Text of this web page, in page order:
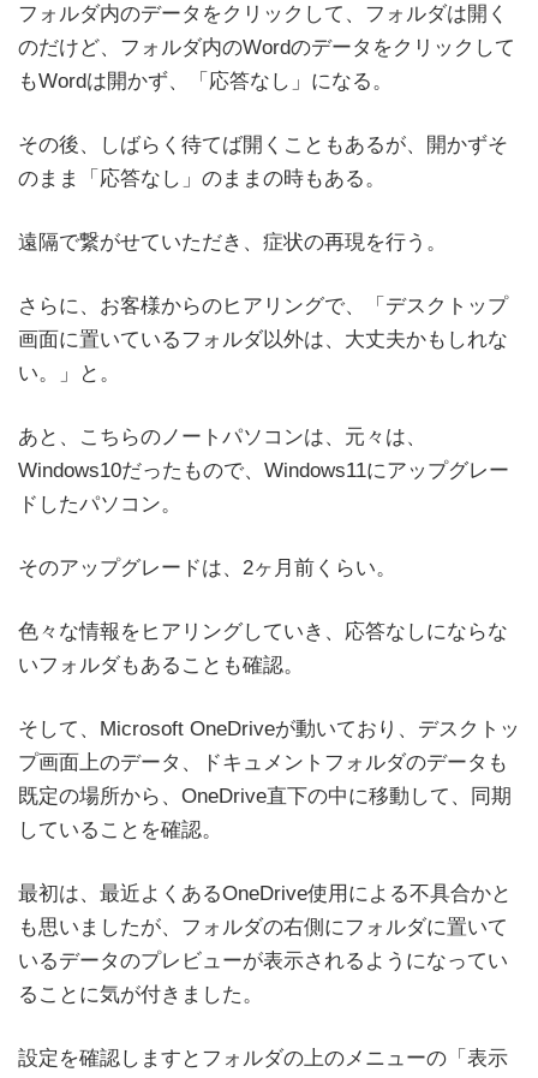
フォルダ内のデータをクリックして、フォルダは開く
のだけど、フォルダ内のWordのデータをクリックして
もWordは開かず、「応答なし」になる。
その後、しばらく待てば開くこともあるが、開かずそ
のまま「応答なし」のままの時もある。
遠隔で繋がせていただき、症状の再現を行う。
さらに、お客様からのヒアリングで、「デスクトップ
画面に置いているフォルダ以外は、大丈夫かもしれな
い。」と。
あと、こちらのノートパソコンは、元々は、
Windows10だったもので、Windows11にアップグレー
ドしたパソコン。
そのアップグレードは、2ヶ月前くらい。
色々な情報をヒアリングしていき、応答なしにならな
いフォルダもあることも確認。
そして、Microsoft OneDriveが動いており、デスクトッ
プ画面上のデータ、ドキュメントフォルダのデータも
既定の場所から、OneDrive直下の中に移動して、同期
していることを確認。
最初は、最近よくあるOneDrive使用による不具合かと
も思いましたが、フォルダの右側にフォルダに置いて
いるデータのプレビューが表示されるようになってい
ることに気が付きました。
設定を確認しますとフォルダの上のメニューの「表示